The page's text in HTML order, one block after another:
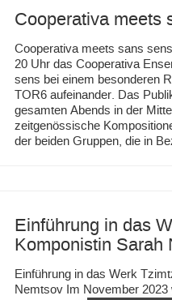
Cooperativa meets
Cooperativa meets sans
20 Uhr das Cooperativa
sens bei einem besonderen
TOR6 aufeinander. Das
gesamten Abends in der
zeitgenössische
der beiden Gruppen, die in
Einführung in das
Komponistin Sarah
Einführung in das Werk
Nemtsov Im November